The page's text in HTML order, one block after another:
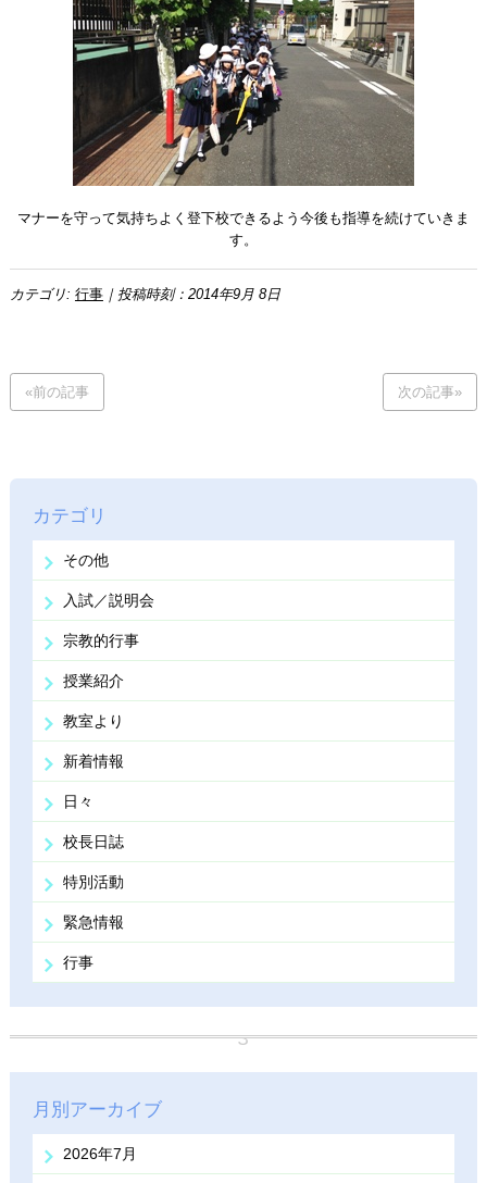
マナーを守って気持ちよく登下校できるよう今後も指導を続けていきま
す。
カテゴリ: 行事｜投稿時刻：2014年9月 8日
«前の記事 次の記事»
カテゴリ
その他
入試／説明会
宗教的行事
授業紹介
教室より
新着情報
日々
校長日誌
特別活動
緊急情報
行事
月別アーカイブ
2026年7月